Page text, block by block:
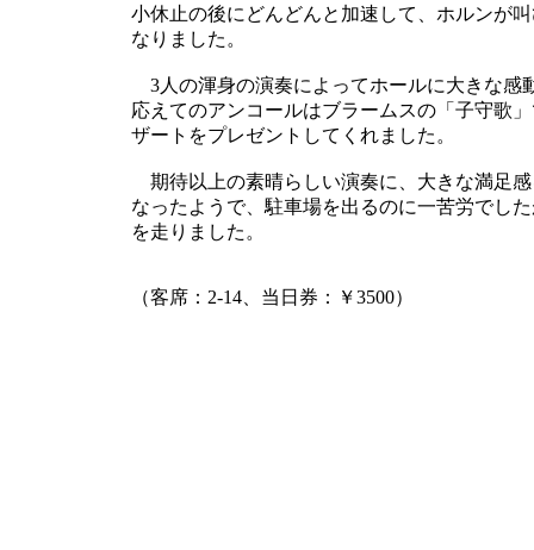
小休止の後にどんどんと加速して、ホルンが
なりました。
3人の渾身の演奏によってホールに大きな感
応えてのアンコールはブラームスの「子守歌
ザートをプレゼントしてくれました。
期待以上の素晴らしい演奏に、大きな満足
なったようで、駐車場を出るのに一苦労でし
を走りました。
（客席：2-14、当日券：￥3500）